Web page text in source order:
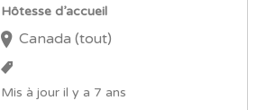
Hôtesse d’accueil
Canada (tout)
Mis à jour il y a 7 ans